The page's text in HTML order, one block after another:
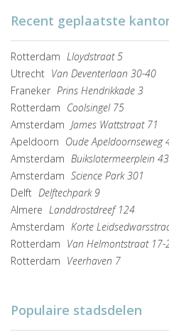
Recent geplaatste
Rotterdam Lloydstraat 5
Utrecht Van Deventerlaan 30-40
Franeker Prins Hendrikkade 3
Rotterdam Coolsingel 75
Amsterdam James Wattstraat 71
Apeldoorn Oude Apeldoornseweg
Amsterdam Buikslotermeerplein
Amsterdam Science Park 301
Delft Delftechpark 9
Almere Landdrostdreef 124
Amsterdam Korte
Rotterdam Van Helmontstraat 17-
Rotterdam Veerhaven 7
Populaire stadsdelen